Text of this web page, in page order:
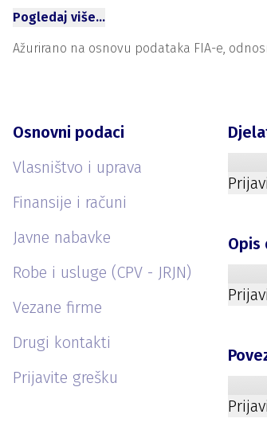
Pogledaj više…
Ažurirano na osnovu podataka FIA-e,
Osnovni podaci
Vlasništvo i uprava
Finansije i računi
Javne nabavke
Robe i usluge (CPV - JRJN)
Vezane firme
Drugi kontakti
Prijavite grešku